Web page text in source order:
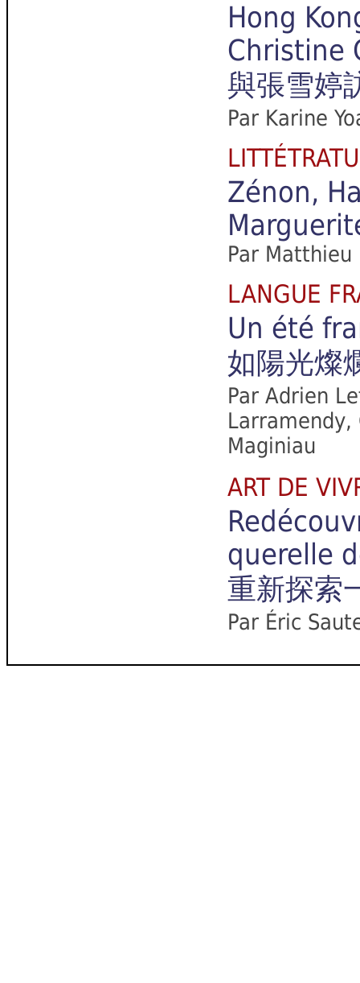
Hong
Christine
與張雪婷
Par Karine
Zénon,
Par Matthieu
LANGUE
Un été
如陽光燦
Par Adrien
Larramendy,
Maginiau
ART DE
querelle
重新探索
Par Éric